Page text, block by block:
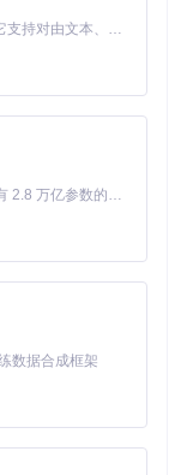
：
户端兼容
式关联到ROFL-
并呈现直观的数
括对阵双方、英
间轴分析，你可
览和详细数据统计
MiniMax H3 是一个通用的全模态生成系统。它支持对由文本、图像、视频和音频组成的多模态上下文进行统一理解，并能生成分辨率高达 2K、时长可达 15 秒的带原生立体声音频的视频。得益于面向任务泛化的系统设计，H3 在预训练阶段就已具备广泛的多模态上下文理解与生成能力，能够出色地执行复杂的多模态指令。
Kimi K3 是Kimi能力最强的模型：这是一个拥有 2.8 万亿参数的混合专家（MoE）模型，具备原生视觉理解能力，并支持 100 万 token 的上下文窗口。
数据合成框架